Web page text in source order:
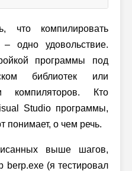
что компилировать
одно удовольствие.
программы под
библиотек или
компиляторов. Кто
Studio программы,
понимает, о чем речь.
выше шагов,
berp.exe (я тестировал